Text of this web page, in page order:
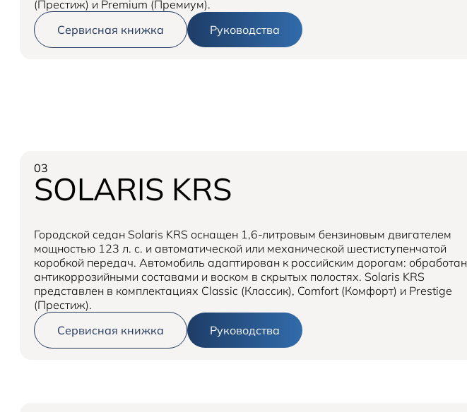
(Престиж) и Premium (Премиум).
Сервисная книжка
Руководства
03
SOLARIS KRS
Городской седан Solaris KRS оснащен 1,6-литровым бензиновым двигателем
мощностью 123 л. с. и автоматической или механической шестиступенчатой
коробкой передач. Автомобиль адаптирован к российским дорогам: обработан
антикоррозийными составами и воском в скрытых полостях. Solaris KRS
представлен в комплектациях Classic (Классик), Comfort (Комфорт) и Prestige
(Престиж).
Сервисная книжка
Руководства